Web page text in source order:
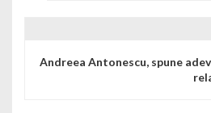
Andreea Antonescu, spune